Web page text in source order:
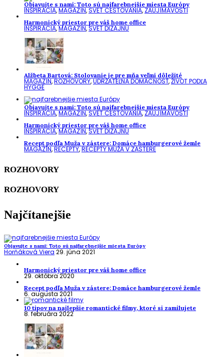
Objavujte s nami: Toto sú najfarebnejšie miesta Európy
INŠPIRÁCIA,MAGAZÍN,SVET CESTOVANIA,ZAUJÍMAVOSTI
Harmonický priestor pre váš home office
INŠPIRÁCIA,MAGAZÍN,SVET DIZAJNU
Alžbeta Bartová: Stolovanie je pre mňa veľmi dôležité
MAGAZÍN,ROZHOVORY,UDRŽATEĽNÁ DOMÁCNOSŤ,ŽIVOT PODĽA
HYGGE
Objavujte s nami: Toto sú najfarebnejšie miesta Európy
INŠPIRÁCIA,MAGAZÍN,SVET CESTOVANIA,ZAUJÍMAVOSTI
Harmonický priestor pre váš home office
INŠPIRÁCIA,MAGAZÍN,SVET DIZAJNU
Recept podľa Muža v zástere: Domáce hamburgerové žemle
MAGAZÍN,RECEPTY,RECEPTY MUŽA V ZÁSTERE
ROZHOVORY
ROZHOVORY
Najčítanejšie
Objavujte s nami: Toto sú najfarebnejšie miesta Európy
Horňáková Viera 29. júna 2021
Harmonický priestor pre váš home office
29. októbra 2020
Recept podľa Muža v zástere: Domáce hamburgerové žemle
6. augusta 2021
10 tipov na najlepšie romantické filmy, ktoré si zamilujete
8. februára 2022